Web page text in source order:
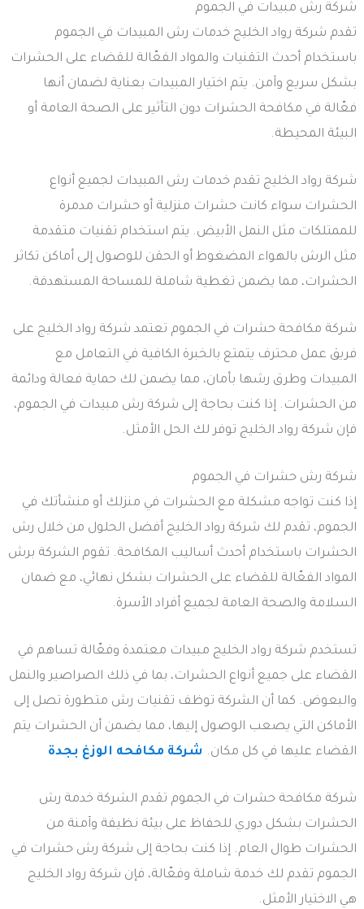
شركة رش مبيدات في الجموم
تقدم شركة رواد الخليج خدمات رش المبيدات في الجموم
باستخدام أحدث التقنيات والمواد الفعّالة للقضاء على الحشرات
بشكل سريع وآمن. يتم اختيار المبيدات بعناية لضمان أنها
فعّالة في مكافحة الحشرات دون التأثير على الصحة العامة أو
البيئة المحيطة.
شركة رواد الخليج تقدم خدمات رش المبيدات لجميع أنواع
الحشرات سواء كانت حشرات منزلية أو حشرات مدمرة
للممتلكات مثل النمل الأبيض. يتم استخدام تقنيات متقدمة
مثل الرش بالهواء المضغوط أو الحقن للوصول إلى أماكن تكاثر
الحشرات، مما يضمن تغطية شاملة للمساحة المستهدفة.
شركة مكافحة حشرات في الجموم تعتمد شركة رواد الخليج على
فريق عمل محترف يتمتع بالخبرة الكافية في التعامل مع
المبيدات وطرق رشها بأمان، مما يضمن لك حماية فعالة ودائمة
من الحشرات. إذا كنت بحاجة إلى شركة رش مبيدات في الجموم،
فإن شركة رواد الخليج توفر لك الحل الأمثل.
شركة رش حشرات في الجموم
إذا كنت تواجه مشكلة مع الحشرات في منزلك أو منشأتك في
الجموم، تقدم لك شركة رواد الخليج أفضل الحلول من خلال رش
الحشرات باستخدام أحدث أساليب المكافحة. تقوم الشركة برش
المواد الفعّالة للقضاء على الحشرات بشكل نهائي، مع ضمان
السلامة والصحة العامة لجميع أفراد الأسرة.
تستخدم شركة رواد الخليج مبيدات معتمدة وفعّالة تساهم في
القضاء على جميع أنواع الحشرات، بما في ذلك الصراصير والنمل
والبعوض. كما أن الشركة توظف تقنيات رش متطورة تصل إلى
الأماكن التي يصعب الوصول إليها، مما يضمن أن الحشرات يتم
القضاء عليها في كل مكان. شركة مكافحه الوزغ بجدة
شركة مكافحة حشرات في الجموم تقدم الشركة خدمة رش
الحشرات بشكل دوري للحفاظ على بيئة نظيفة وآمنة من
الحشرات طوال العام. إذا كنت بحاجة إلى شركة رش حشرات في
الجموم تقدم لك خدمة شاملة وفعّالة، فإن شركة رواد الخليج
هي الاختيار الأمثل.